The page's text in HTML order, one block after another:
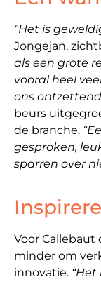
“Het is
Jongejan,
als een grote
vooral heel
ons
beurs
de branche.
gesproken,
sparren over
Voor Callebaut
minder om
innovatie.